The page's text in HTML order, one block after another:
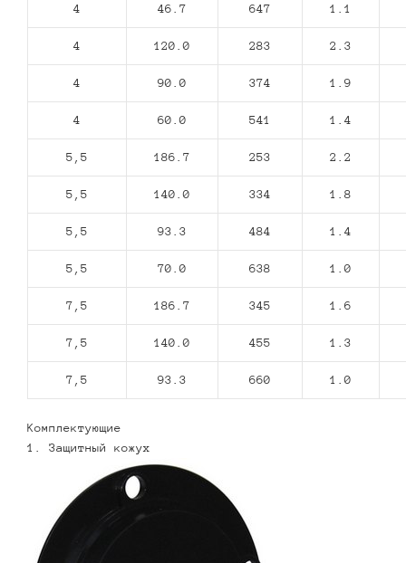
4 46.7 647 1.1
4 120.0 283 2.3
4 90.0 374 1.9
4 60.0 541 1.4
5,5 186.7 253 2.2
5,5 140.0 334 1.8
5,5 93.3 484 1.4
5,5 70.0 638 1.0
7,5 186.7 345 1.6
7,5 140.0 455 1.3
7,5 93.3 660 1.0
Комплектующие
1. Защитный кожух